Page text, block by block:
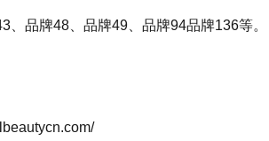
、品牌48、品牌49、品牌94品牌136等。